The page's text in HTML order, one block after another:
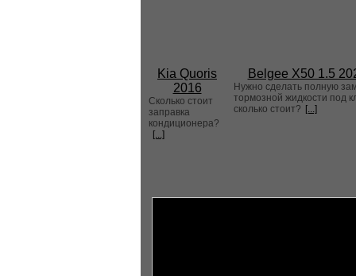
Kia Quoris
2016
Сколько стоит
заправка
кондиционера?
[...]
Belgee X50 1.5
Нужно сделать полную
тормозной жидкости под
сколько стоит? [...]